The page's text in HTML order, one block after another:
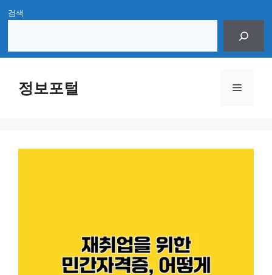
Skip
content
검색
정보포털 Menu